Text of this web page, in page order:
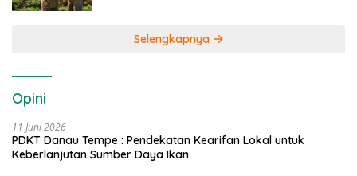
Selengkapnya
Opini
11 Juni 2026
PDKT Danau Tempe : Pendekatan Kearifan Lokal untuk
Keberlanjutan Sumber Daya Ikan